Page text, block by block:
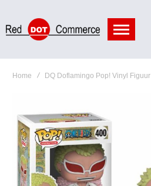
Home DQ Doflamingo Pop! Vinyl Figuur
het
einde
van
de
afbeeldingen-
gallerij